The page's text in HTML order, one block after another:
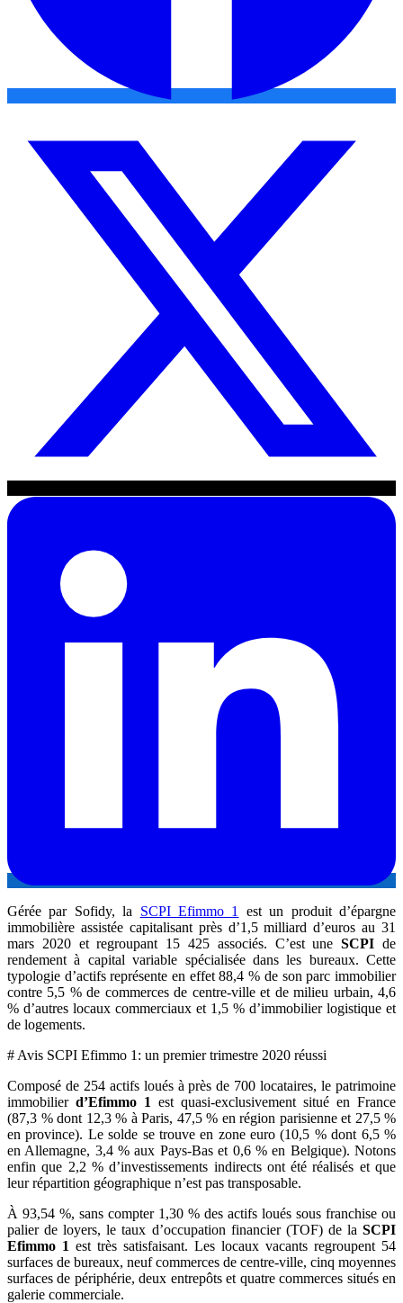
Gérée par Sofidy, la SCPI Efimmo 1
est un produit d’épargne
immobilière assistée capitalisant près d’1,5 milliard d’euros au 31
mars 2020 et regroupant 15 425 associés. C’est uneSCPI de
rendement à capital variable spécialisée dans les bureaux. Cette
typologie d’actifs représente en effet 88,4 % de son parc immobilier
contre 5,5 % de commerces de centre-ville et de milieu urbain, 4,6
% d’autres locaux commerciaux et 1,5 % d’immobilier logistique et
de logements.
# Avis SCPI Efimmo 1: un premier trimestre 2020 réussi
Composé de 254 actifs loués à près de 700 locataires, le patrimoine
immobilier d’Efimmo 1 est quasi-exclusivement situé en France
(87,3 % dont 12,3 % à Paris, 47,5 % en région parisienne et 27,5 %
en province). Le solde se trouve en zone euro (10,5 % dont 6,5 %
en Allemagne, 3,4 % aux Pays-Bas et 0,6 % en Belgique). Notons
enfin que 2,2 % d’investissements indirects ont été réalisés et que
leur répartition géographique n’est pas transposable.
À 93,54 %, sans compter 1,30 % des actifs loués sous franchise ou
palier de loyers, le taux d’occupation financier (TOF) de la SCPI
Efimmo 1 est très satisfaisant. Les locaux vacants regroupent 54
surfaces de bureaux, neuf commerces de centre-ville, cinq moyennes
surfaces de périphérie, deux entrepôts et quatre commerces situés en
galerie commerciale.